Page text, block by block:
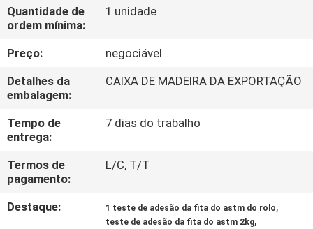
CONTROLE
DA
QUALIDADE
CONTACTE-
NOS
PEÇA
UMAS
Quantidade de
ordem mínima:
1 unidade
Preço:
negociável
Detalhes da
embalagem:
CAIXA DE MADEIRA DA EXPORTAÇÃO
Tempo de
entrega:
7 dias do trabalho
Termos de
pagamento:
L/C, T/T
Destaque: 1 teste de adesão da fita do astm do rolo,
teste de adesão da fita do astm 2kg,